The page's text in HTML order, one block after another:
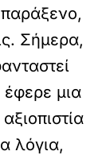
Σήμερα,
έφερε μια
λόγια,